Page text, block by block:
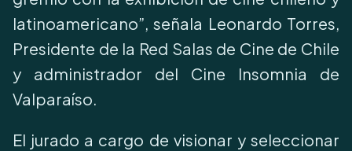
latinoamericano”, señala Leonardo Torres,
Presidente de la Red Salas de Cine de Chile
y administrador del Cine Insomnia de
Valparaíso.
El jurado a cargo de visionar y seleccionar